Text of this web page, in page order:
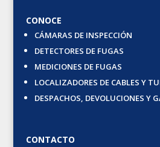
CONOCE
CÁMARAS DE INSPECCIÓN
DETECTORES DE FUGAS
MEDICIONES DE FUGAS
LOCALIZADORES DE CABLES Y
DESPACHOS, DEVOLUCIONES Y
CONTACTO